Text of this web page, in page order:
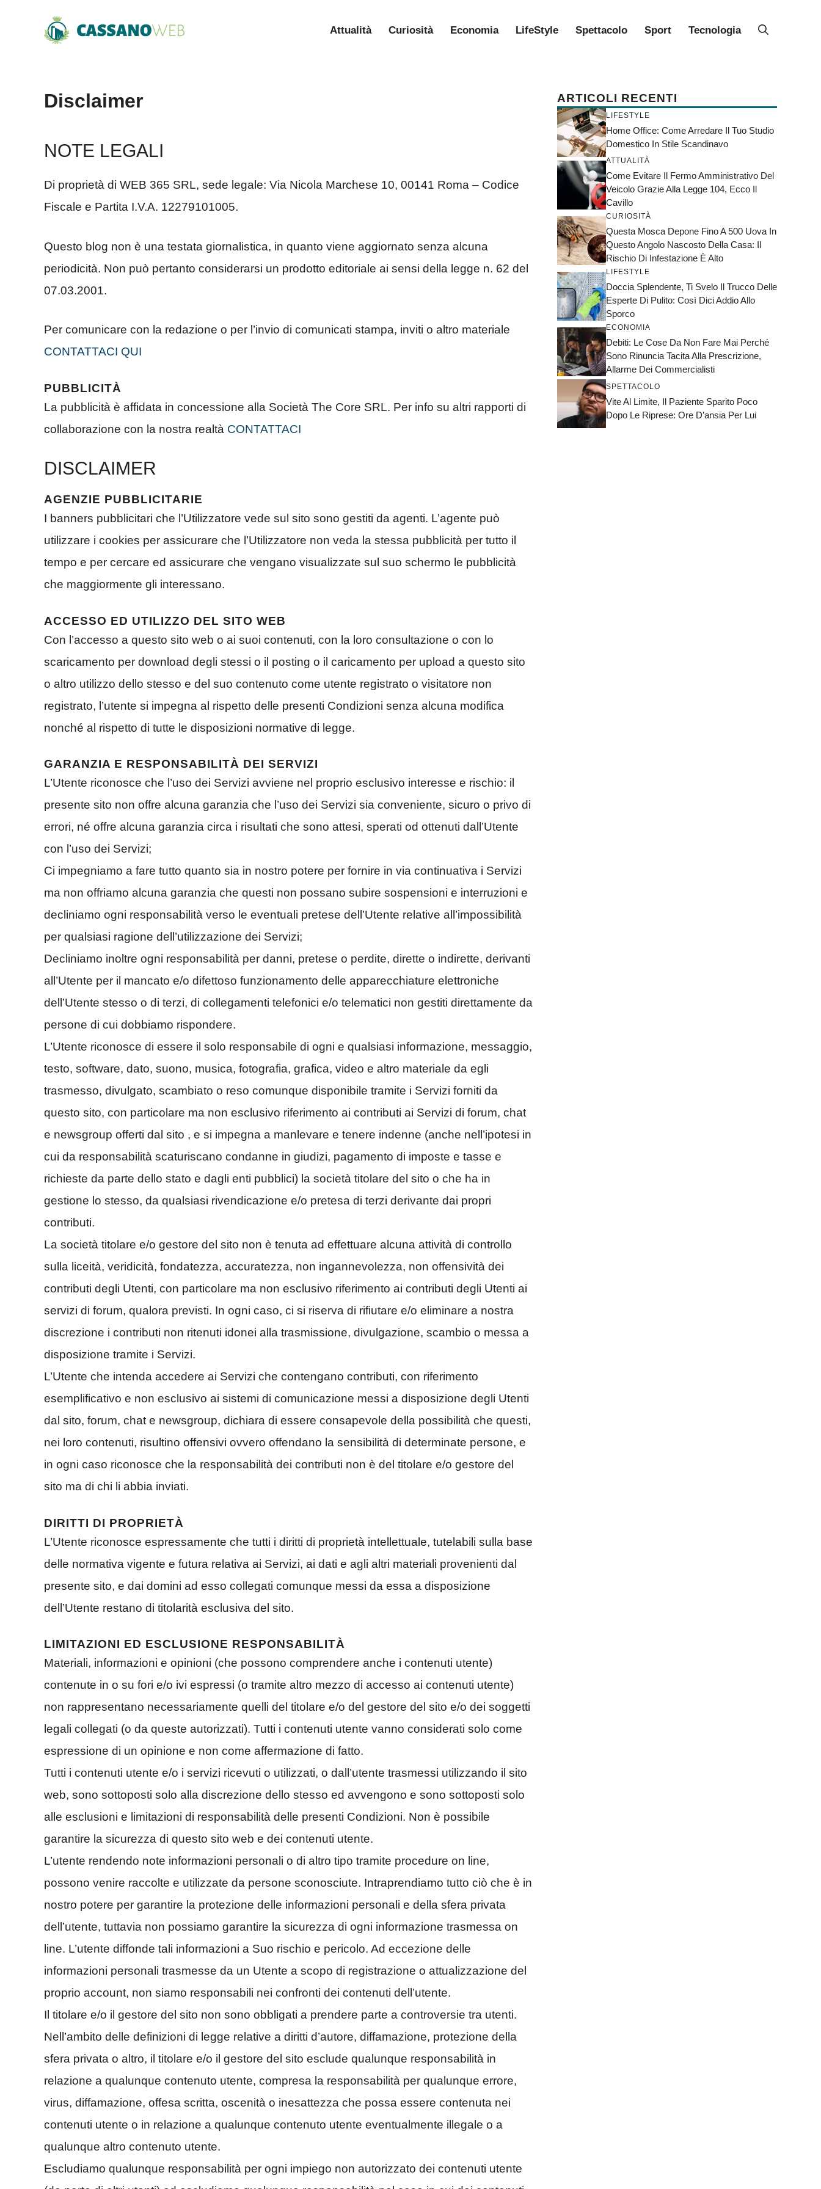
Attualità Curiosità Economia LifeStyle Spettacolo Sport Tecnologia
Disclaimer
NOTE LEGALI
Di proprietà di WEB 365 SRL, sede legale: Via Nicola Marchese 10, 00141 Roma – Codice
Fiscale e Partita I.V.A. 12279101005.
Questo blog non è una testata giornalistica, in quanto viene aggiornato senza alcuna
periodicità. Non può pertanto considerarsi un prodotto editoriale ai sensi della legge n. 62 del
07.03.2001.
Per comunicare con la redazione o per l’invio di comunicati stampa, inviti o altro materiale
CONTATTACI QUI
PUBBLICITÀ
La pubblicità è affidata in concessione alla Società The Core SRL. Per info su altri rapporti di
collaborazione con la nostra realtà CONTATTACI
DISCLAIMER
AGENZIE PUBBLICITARIE
I banners pubblicitari che l’Utilizzatore vede sul sito sono gestiti da agenti. L’agente può
utilizzare i cookies per assicurare che l’Utilizzatore non veda la stessa pubblicità per tutto il
tempo e per cercare ed assicurare che vengano visualizzate sul suo schermo le pubblicità
che maggiormente gli interessano.
ACCESSO ED UTILIZZO DEL SITO WEB
Con l’accesso a questo sito web o ai suoi contenuti, con la loro consultazione o con lo
scaricamento per download degli stessi o il posting o il caricamento per upload a questo sito
o altro utilizzo dello stesso e del suo contenuto come utente registrato o visitatore non
registrato, l’utente si impegna al rispetto delle presenti Condizioni senza alcuna modifica
nonché al rispetto di tutte le disposizioni normative di legge.
GARANZIA E RESPONSABILITÀ DEI SERVIZI
L’Utente riconosce che l’uso dei Servizi avviene nel proprio esclusivo interesse e rischio: il
presente sito non offre alcuna garanzia che l’uso dei Servizi sia conveniente, sicuro o privo di
errori, né offre alcuna garanzia circa i risultati che sono attesi, sperati od ottenuti dall’Utente
con l’uso dei Servizi;
Ci impegniamo a fare tutto quanto sia in nostro potere per fornire in via continuativa i Servizi
ma non offriamo alcuna garanzia che questi non possano subire sospensioni e interruzioni e
decliniamo ogni responsabilità verso le eventuali pretese dell’Utente relative all’impossibilità
per qualsiasi ragione dell’utilizzazione dei Servizi;
Decliniamo inoltre ogni responsabilità per danni, pretese o perdite, dirette o indirette, derivanti
all’Utente per il mancato e/o difettoso funzionamento delle apparecchiature elettroniche
dell’Utente stesso o di terzi, di collegamenti telefonici e/o telematici non gestiti direttamente da
persone di cui dobbiamo rispondere.
L’Utente riconosce di essere il solo responsabile di ogni e qualsiasi informazione, messaggio,
testo, software, dato, suono, musica, fotografia, grafica, video e altro materiale da egli
trasmesso, divulgato, scambiato o reso comunque disponibile tramite i Servizi forniti da
questo sito, con particolare ma non esclusivo riferimento ai contributi ai Servizi di forum, chat
e newsgroup offerti dal sito , e si impegna a manlevare e tenere indenne (anche nell’ipotesi in
cui da responsabilità scaturiscano condanne in giudizi, pagamento di imposte e tasse e
richieste da parte dello stato e dagli enti pubblici) la società titolare del sito o che ha in
gestione lo stesso, da qualsiasi rivendicazione e/o pretesa di terzi derivante dai propri
contributi.
La società titolare e/o gestore del sito non è tenuta ad effettuare alcuna attività di controllo
sulla liceità, veridicità, fondatezza, accuratezza, non ingannevolezza, non offensività dei
contributi degli Utenti, con particolare ma non esclusivo riferimento ai contributi degli Utenti ai
servizi di forum, qualora previsti. In ogni caso, ci si riserva di rifiutare e/o eliminare a nostra
discrezione i contributi non ritenuti idonei alla trasmissione, divulgazione, scambio o messa a
disposizione tramite i Servizi.
L’Utente che intenda accedere ai Servizi che contengano contributi, con riferimento
esemplificativo e non esclusivo ai sistemi di comunicazione messi a disposizione degli Utenti
dal sito, forum, chat e newsgroup, dichiara di essere consapevole della possibilità che questi,
nei loro contenuti, risultino offensivi ovvero offendano la sensibilità di determinate persone, e
in ogni caso riconosce che la responsabilità dei contributi non è del titolare e/o gestore del
sito ma di chi li abbia inviati.
DIRITTI DI PROPRIETÀ
L’Utente riconosce espressamente che tutti i diritti di proprietà intellettuale, tutelabili sulla base
delle normativa vigente e futura relativa ai Servizi, ai dati e agli altri materiali provenienti dal
presente sito, e dai domini ad esso collegati comunque messi da essa a disposizione
dell’Utente restano di titolarità esclusiva del sito.
LIMITAZIONI ED ESCLUSIONE RESPONSABILITÀ
Materiali, informazioni e opinioni (che possono comprendere anche i contenuti utente)
contenute in o su fori e/o ivi espressi (o tramite altro mezzo di accesso ai contenuti utente)
non rappresentano necessariamente quelli del titolare e/o del gestore del sito e/o dei soggetti
legali collegati (o da queste autorizzati). Tutti i contenuti utente vanno considerati solo come
espressione di un opinione e non come affermazione di fatto.
Tutti i contenuti utente e/o i servizi ricevuti o utilizzati, o dall’utente trasmessi utilizzando il sito
web, sono sottoposti solo alla discrezione dello stesso ed avvengono e sono sottoposti solo
alle esclusioni e limitazioni di responsabilità delle presenti Condizioni. Non è possibile
garantire la sicurezza di questo sito web e dei contenuti utente.
L’utente rendendo note informazioni personali o di altro tipo tramite procedure on line,
possono venire raccolte e utilizzate da persone sconosciute. Intraprendiamo tutto ciò che è in
nostro potere per garantire la protezione delle informazioni personali e della sfera privata
dell’utente, tuttavia non possiamo garantire la sicurezza di ogni informazione trasmessa on
line. L’utente diffonde tali informazioni a Suo rischio e pericolo. Ad eccezione delle
informazioni personali trasmesse da un Utente a scopo di registrazione o attualizzazione del
proprio account, non siamo responsabili nei confronti dei contenuti dell’utente.
Il titolare e/o il gestore del sito non sono obbligati a prendere parte a controversie tra utenti.
Nell’ambito delle definizioni di legge relative a diritti d’autore, diffamazione, protezione della
sfera privata o altro, il titolare e/o il gestore del sito esclude qualunque responsabilità in
relazione a qualunque contenuto utente, compresa la responsabilità per qualunque errore,
virus, diffamazione, offesa scritta, oscenità o inesattezza che possa essere contenuta nei
contenuti utente o in relazione a qualunque contenuto utente eventualmente illegale o a
qualunque altro contenuto utente.
Escludiamo qualunque responsabilità per ogni impiego non autorizzato dei contenuti utente
ARTICOLI RECENTI
LIFESTYLE
Home Office: Come Arredare Il Tuo Studio
Domestico In Stile Scandinavo
ATTUALITÀ
Come Evitare Il Fermo Amministrativo Del
Veicolo Grazie Alla Legge 104, Ecco Il
Cavillo
CURIOSITÀ
Questa Mosca Depone Fino A 500 Uova In
Questo Angolo Nascosto Della Casa: Il
Rischio Di Infestazione È Alto
LIFESTYLE
Doccia Splendente, Ti Svelo Il Trucco Delle
Esperte Di Pulito: Così Dici Addio Allo
Sporco
ECONOMIA
Debiti: Le Cose Da Non Fare Mai Perché
Sono Rinuncia Tacita Alla Prescrizione,
Allarme Dei Commercialisti
SPETTACOLO
Vite Al Limite, Il Paziente Sparito Poco
Dopo Le Riprese: Ore D’ansia Per Lui